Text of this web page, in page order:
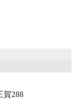
賀288